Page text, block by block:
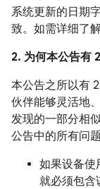
系统更新的日期
致。如需详细了
2. 为何本公告有
本公告之所以有
伙伴能够灵活地
发现的一部分相
公告中的所有问
如果设备使
就必须包含